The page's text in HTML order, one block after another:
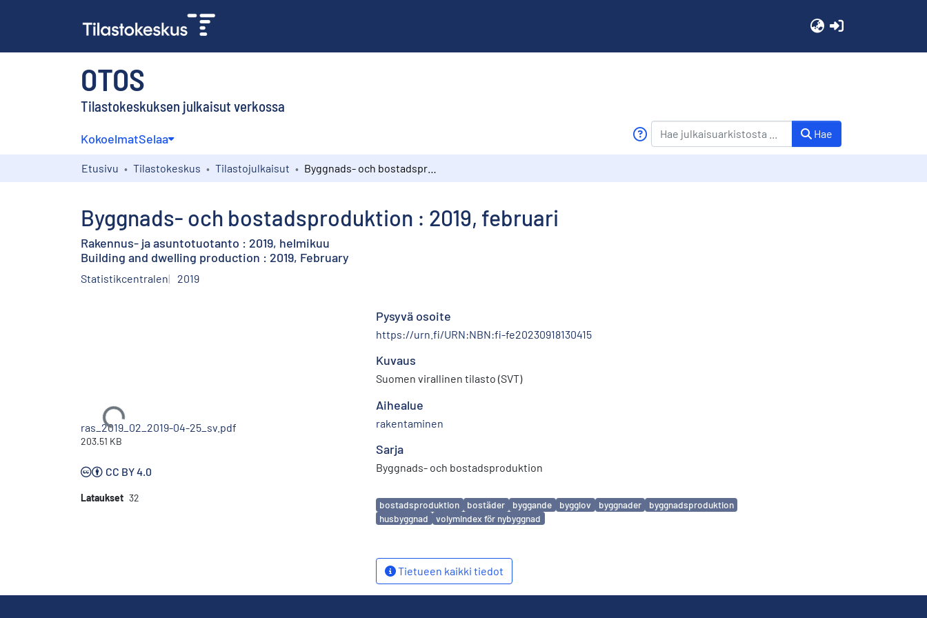
OTOS
Tilastokeskuksen julkaisut verkossa
KokoelmatSelaa Hae
Etusivu Tilastokeskus Tilastojulkaisut
Byggnads- och bostadsproduktion : 2019, februari
Rakennus- ja asuntotuotanto : 2019, helmikuu
Building and dwelling production : 2019, February
Statistikcentralen 2019
Ladataan...
ras_2019_02_2019-04-25_sv.pdf
203.51 KB
CC BY 4.0
Lataukset 32
Pysyvä osoite
https://urn.fi/URN:NBN:fi-fe20230918130415
Kuvaus
Suomen virallinen tilasto (SVT)
Aihealue
rakentaminen
Sarja
Byggnads- och bostadsproduktion
Avainsanat
bostadsproduktion bostäder byggande bygglov byggnader
byggnadsproduktion
husbyggnad
volymindex för nybyggnad
Tietueen kaikki tiedot